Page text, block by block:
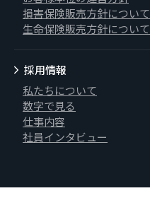
損害保険販売方針について
生命保険販売方針について
採用情報
私たちについて
数字で見る
仕事内容
社員インタビュー